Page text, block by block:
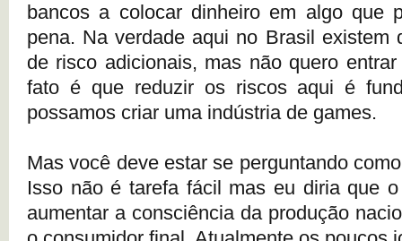
bancos a colocar dinheiro em algo que
pena. Na verdade aqui no Brasil existem
de risco adicionais, mas não quero
fato é que reduzir os riscos aqui é
possamos criar uma indústria de games.
Mas você deve estar se perguntando
Isso não é tarefa fácil mas eu diria que
aumentar a consciência da produção